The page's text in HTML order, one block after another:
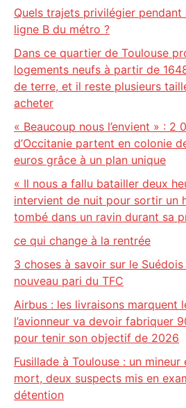
Quels trajets privilégier
ligne B du métro ?
Dans ce quartier de Toulouse
logements neufs à partir de
de terre, et il reste plusieurs
acheter
« Beaucoup nous l’envient » : 2
d’Occitanie partent en colonie
euros grâce à un plan unique
« Il nous a fallu batailler deux
intervient de nuit pour sortir un
tombé dans un ravin durant sa
ce qui change à la rentrée
3 choses à savoir sur le
nouveau pari du TFC
Airbus : les livraisons marquent
l’avionneur va devoir fabriquer
pour tenir son objectif de 2026
Fusillade à Toulouse : un
mort, deux suspects mis en
détention